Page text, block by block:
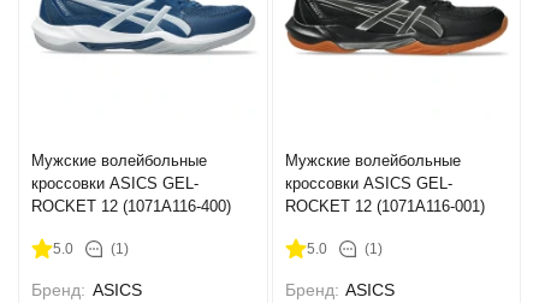
Мужские волейбольные
кроссовки ASICS GEL-
ROCKET 12 (1071A116-400)
5.0 (1)
Бренд: ASICS
Мужские волейбольные
кроссовки ASICS GEL-
ROCKET 12 (1071A116-001)
5.0 (1)
Бренд: ASICS